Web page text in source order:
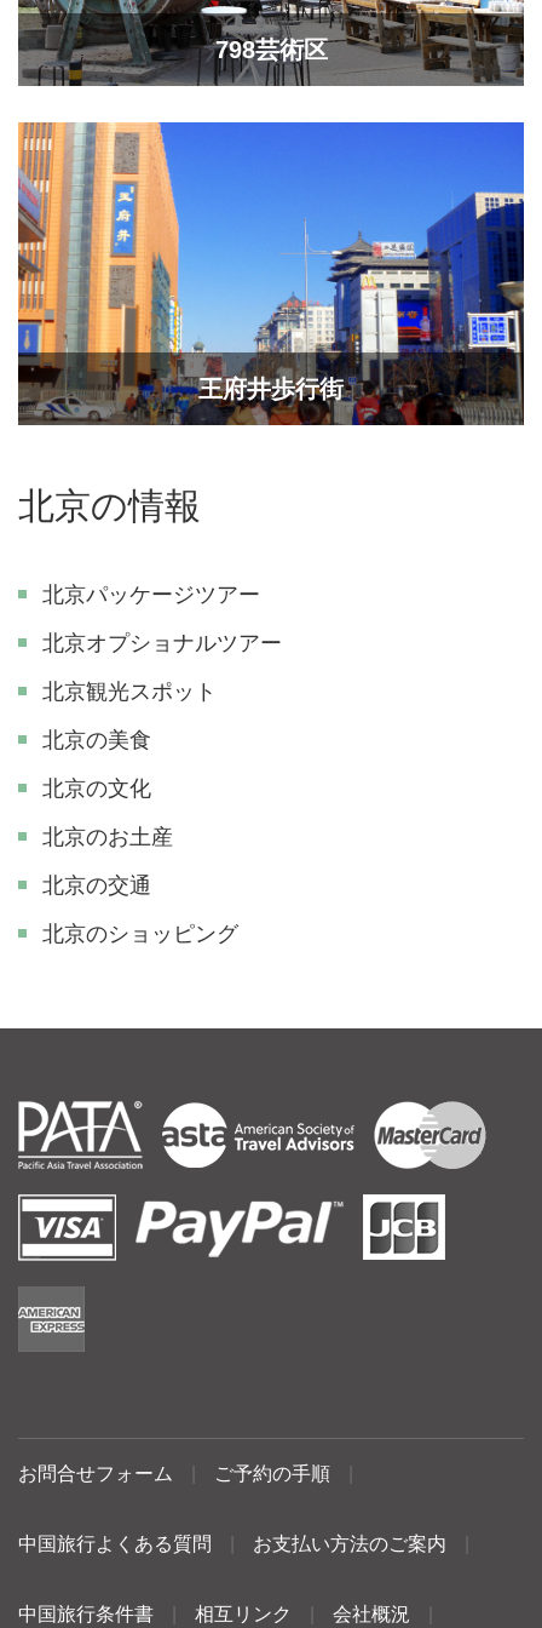
798芸術区
王府井歩行街
北京の情報
北京パッケージツアー
北京オプショナルツアー
北京観光スポット
北京の美食
北京の文化
北京のお土産
北京の交通
北京のショッピング
お問合せフォーム ご予約の手順
中国旅行よくある質問 お支払い方法のご案内
中国旅行条件書 相互リンク 会社概況